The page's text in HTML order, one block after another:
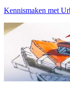
Kennismaken met